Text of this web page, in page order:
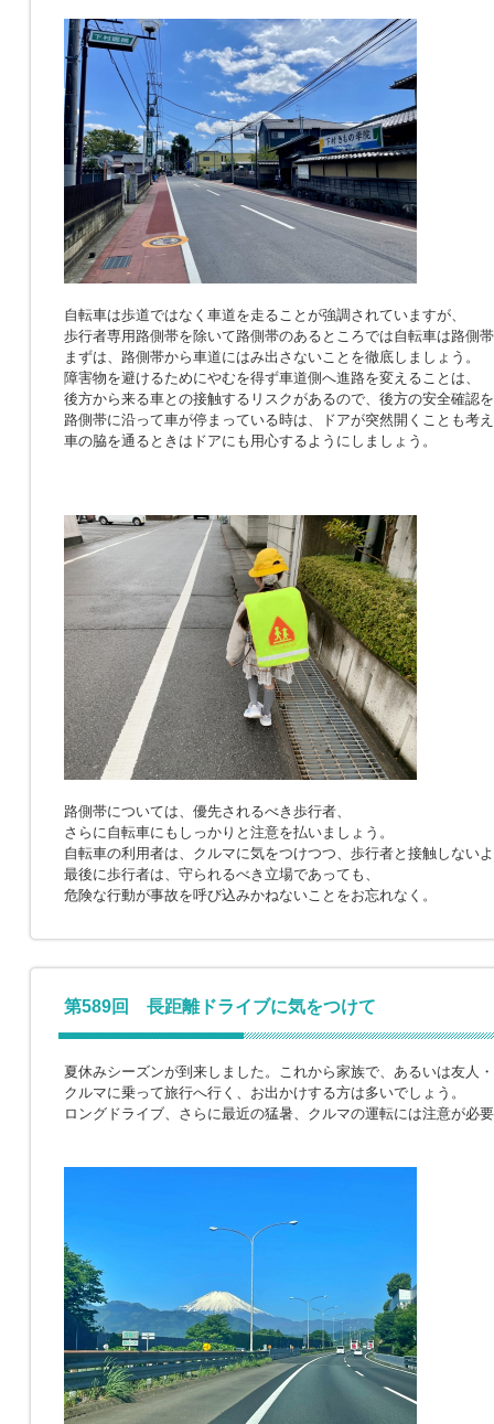
自転車は歩道ではなく車道を走ることが強調されていますが、
歩行者専用路側帯を除いて路側帯のあるところでは自転車は路側
まずは、路側帯から車道にはみ出さないことを徹底しましょう。
障害物を避けるためにやむを得ず車道側へ進路を変えることは、
後方から来る車との接触するリスクがあるので、後方の安全確認
路側帯に沿って車が停まっている時は、ドアが突然開くことも考
車の脇を通るときはドアにも用心するようにしましょう。
路側帯については、優先されるべき歩行者、
さらに自転車にもしっかりと注意を払いましょう。
自転車の利用者は、クルマに気をつけつつ、歩行者と接触しない
最後に歩行者は、守られるべき立場であっても、
危険な行動が事故を呼び込みかねないことをお忘れなく。
第589回 長距離ドライブに気をつけて
夏休みシーズンが到来しました。これから家族で、あるいは友人
クルマに乗って旅行へ行く、お出かけする方は多いでしょう。
ロングドライブ、さらに最近の猛暑、クルマの運転には注意が必